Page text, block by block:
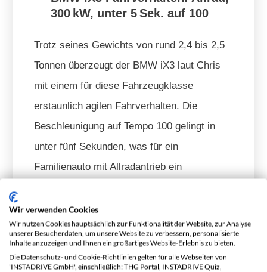
300 kW, unter 5 Sek. auf 100
Trotz seines Gewichts von rund 2,4 bis 2,5
Tonnen überzeugt der BMW iX3 laut Chris
mit einem für diese Fahrzeugklasse
erstaunlich agilen Fahrverhalten. Die
Beschleunigung auf Tempo 100 gelingt in
unter fünf Sekunden, was für ein
Familienauto mit Allradantrieb ein
nur die reine Leistung von 300
Chris beeindruckt – sondern vor allem, wie
sich diese Kraft auf der Straße anfühlt.
Wir verwenden Cookies
Wir nutzen Cookies hauptsächlich zur Funktionalität der Website, zur Analyse
unserer Besucherdaten, um unsere Website zu verbessern, personalisierte
Inhalte anzuzeigen und Ihnen ein großartiges Website-Erlebnis zu bieten.
Die Datenschutz- und Cookie-Richtlinien gelten für alle Webseiten von
'INSTADRIVE GmbH', einschließlich: THG Portal, INSTADRIVE Quiz,